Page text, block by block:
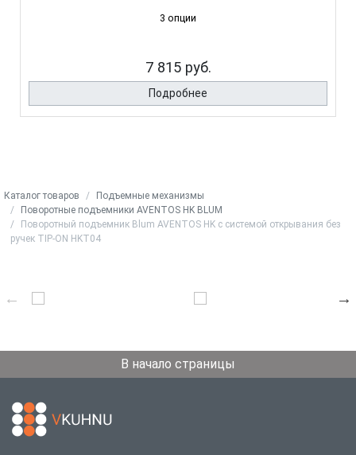
3 опции
7 815 руб.
Подробнее
Каталог товаров
Подъемные механизмы
Поворотные подъемники AVENTOS HK BLUM
Поворотный подъемник Blum AVENTOS HK с системой открывания без
ручек TIP-ON HKT04
В начало страницы